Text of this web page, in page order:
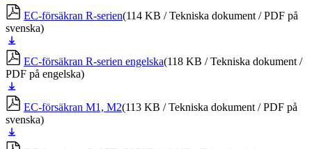
ner
EC-försäkran R-serien(114 KB / Tekniska dokument / PDF på
svenska)
ner
EC-försäkran R-serien engelska(118 KB / Tekniska dokument /
PDF på engelska)
ner
EC-försäkran M1, M2(113 KB / Tekniska dokument / PDF på
svenska)
ner